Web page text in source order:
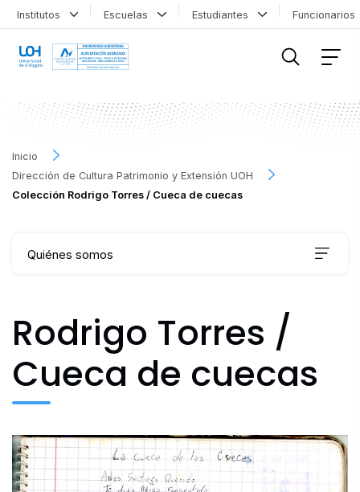
Institutos Escuelas Estudiantes
Inicio
Dirección de Cultura Patrimonio y Extensión UOH
Colección Rodrigo Torres / Cueca de cuecas
Quiénes somos
Agenda Cultural
Archivo Fotográfico y Documental
Historial
Rodrigo Torres /
Cueca de cuecas